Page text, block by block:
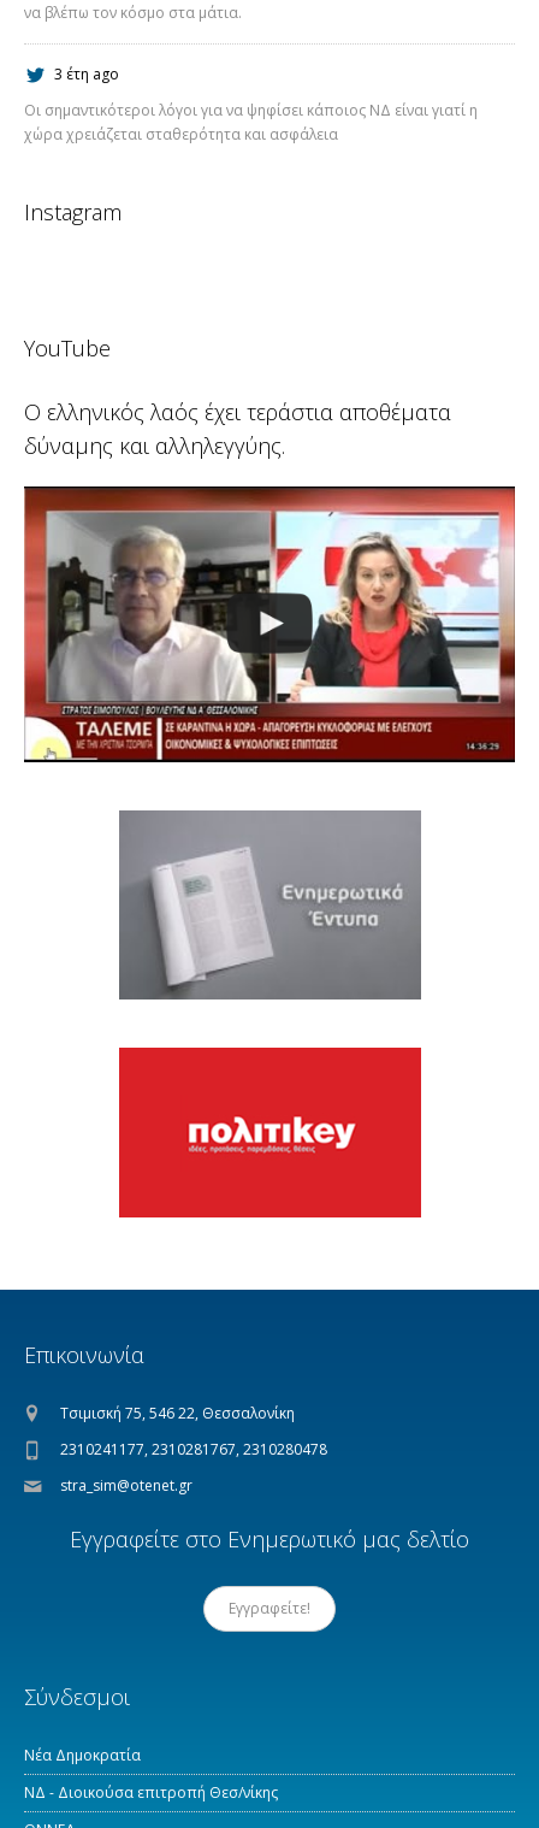
να βλέπω τον κόσμο στα μάτια.
3 έτη ago
Οι σημαντικότεροι λόγοι για να ψηφίσει κάποιος ΝΔ είναι γιατί η
χώρα χρειάζεται σταθερότητα και ασφάλεια
Instagram
YouTube
Ο ελληνικός λαός έχει τεράστια αποθέματα
δύναμης και αλληλεγγύης.
Επικοινωνία
Τσιμισκή 75, 546 22, Θεσσαλονίκη
2310241177, 2310281767, 2310280478
stra_sim@otenet.gr
Εγγραφείτε στο Ενημερωτικό μας δελτίο
Εγγραφείτε!
Σύνδεσμοι
Νέα Δημοκρατία
ΝΔ - Διοικούσα επιτροπή Θεσ/νίκης